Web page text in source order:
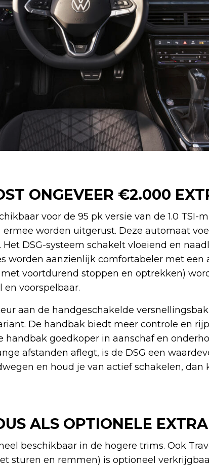
ONGEVEER €2.000
voor de 95 pk versie van de 1.0 TSI-
ermee worden uitgerust. Deze automaat
DSG-systeem schakelt vloeiend en
worden aanzienlijk comfortabeler met een
voortdurend stoppen en optrekken)
en voorspelbaar.
aan de handgeschakelde
De handbak biedt meer controle en
handbak goedkoper in aanschaf en
afstanden aflegt, is de DSG een
en houd je van actief schakelen, dan
ALS OPTIONELE EXTRA
beschikbaar in de hogere trims. Ook
sturen en remmen) is optioneel